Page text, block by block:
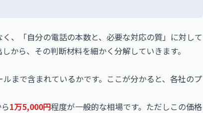
、「自分の電話の本数と、必要な対応の質」に対して
から、その判断材料を細かく分解していきます。
まで含まれているかです。ここが分かると、各社のプ
1万5,000円程度が一般的な相場です。ただしこの価格